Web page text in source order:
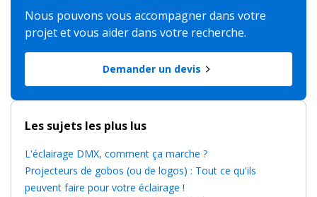
Nous pouvons vous accompagner dans votre
projet et vous aider dans votre recherche.
Demander un devis
Les sujets les plus lus
L'éclairage DMX, comment ça marche ?
Projecteurs de gobos (ou de logos) : Tout ce qu'ils
peuvent faire pour votre éclairage !